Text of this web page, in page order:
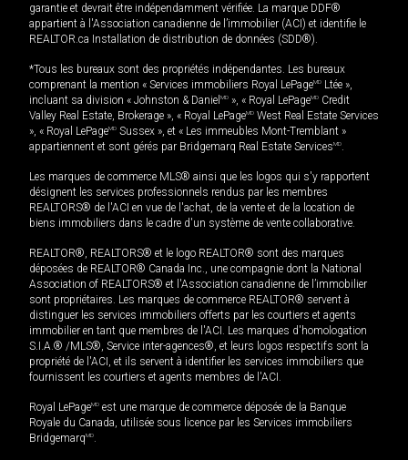
garantie et devrait être indépendamment vérifiée. La marque DDF®
appartient à l'Association canadienne de l’immobilier (ACI) et identifie le
REALTOR.ca Installation de distribution de données (SDD®).
*Tous les bureaux sont des propriétés indépendantes. Les bureaux
comprenant la mention « Services immobiliers Royal LePageMD Ltée »,
incluant sa division « Johnston & Daniel MD », « Royal LePageMD Credit
Valley Real Estate, Brokerage », « Royal LePageMD West Real Estate Services
», « Royal LePageMD Sussex », et « Les immeubles Mont-Tremblant »
appartiennent et sont gérés par Bridgemarq Real Estate ServicesMD
Les marques de commerce MLS® ainsi que les logos qui s'y rapportent
désignent les services professionnels rendus par les membres
REALTORS® de l'ACI en vue de l'achat, de la vente et de la location de
biens immobiliers dans le cadre d'un système de vente collaborative.
REALTOR®, REALTORS® et le logo REALTOR® sont des marques
déposées de REALTOR® Canada Inc., une compagnie dont la National
Association of REALTORS® et l'Association canadienne de l’immobilier
sont propriétaires. Les marques de commerce REALTOR® servent à
distinguer les services immobiliers offerts par les courtiers et agents
immobilier en tant que membres de l'ACI. Les marques d'homologation
S.I.A.® /MLS®, Service inter-agences®, et leurs logos respectifs sont la
propriété de l'ACI, et ils servent à identifier les services immobiliers que
fournissent les courtiers et agents membres de l'ACI.
Royal LePageMD est une marque de commerce déposée de la Banque
Royale du Canada, utilisée sous licence par les Services immobiliers
BridgemarqMD